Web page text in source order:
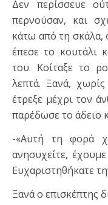
Δεν περίσσευε
περνούσαν, και
κάτω από τη σκάλα,
έπεσε το κουτάλι
του. Κοίταξε το
λεπτά. Ξανά,
έτρεξε μέχρι τον
παρέδωσε το άδειο
-«Αυτή τη φορά
ανησυχείτε,
Ευχαριστηθήκατε
Ξανά ο επισκέπτης